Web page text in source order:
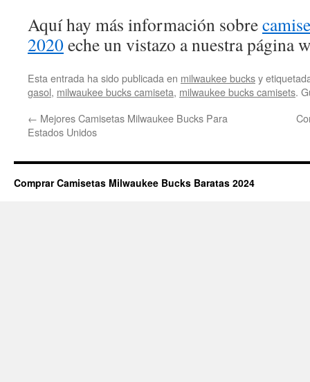
Aquí hay más información sobre
2020eche un vistazo a nuestra página
Esta entrada ha sido publicada en milwaukee bucksy
gasol, milwaukee bucks camiseta, milwaukee bucks camisets.
← Mejores Camisetas Milwaukee Bucks Para
Estados Unidos
Comprar Camisetas Milwaukee Bucks Baratas 2024